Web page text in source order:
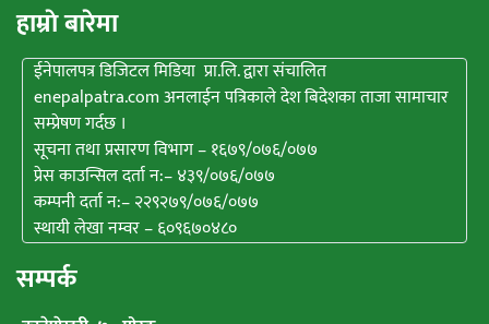
हाम्राे बारेमा
ईनेपालपत्र डिजिटल मिडिया प्रा.लि. द्वारा संचालित
enepalpatra.com अनलाईन पत्रिकाले देश बिदेशका ताजा सामाचार
सम्प्रेषण गर्दछ ।
सूचना तथा प्रसारण विभाग – १६७९/०७६/०७७
प्रेस काउन्सिल दर्ता न:– ४३९/०७६/०७७
कम्पनी दर्ता न:– २२९२७९/०७६/०७७
स्थायी लेखा नम्वर – ६०९६७०४८०
सम्पर्क